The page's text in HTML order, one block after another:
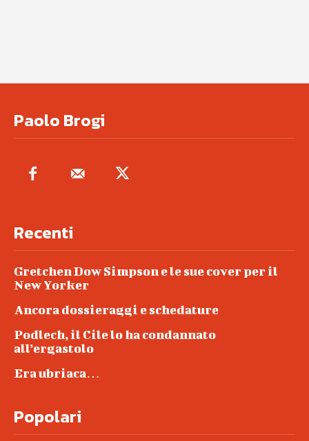
Paolo Brogi
Recenti
Gretchen Dow Simpson e le sue cover per il
New Yorker
Ancora dossieraggi e schedature
Podlech, il Cile lo ha condannato
all’ergastolo
Era ubriaca…
Popolari